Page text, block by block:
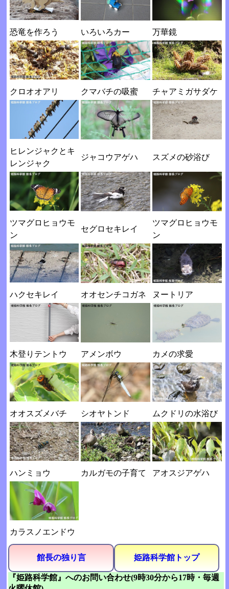
恐竜を作ろう いろいろカー 万華鏡
クロオオアリ クマバチの吸蜜 チャアミガサダケ
ヒレンジャクとキ
レンジャク
ジャコウアゲハ スズメの砂浴び
ツマグロヒョウモ
ン
セグロセキレイ
ツマグロヒョウモ
ン
ハクセキレイ オオセンチコガネ ヌートリア
木登りテントウ アメンボウ カメの求愛
オオスズメバチ シオヤトンド ムクドリの水浴び
ハンミョウ カルガモの子育て アオスジアゲハ
カラスノエンドウ
館長の独り言 姫路科学館トップ
『姫路科学館』へのお問い合わせ(9時30分から17時・毎週